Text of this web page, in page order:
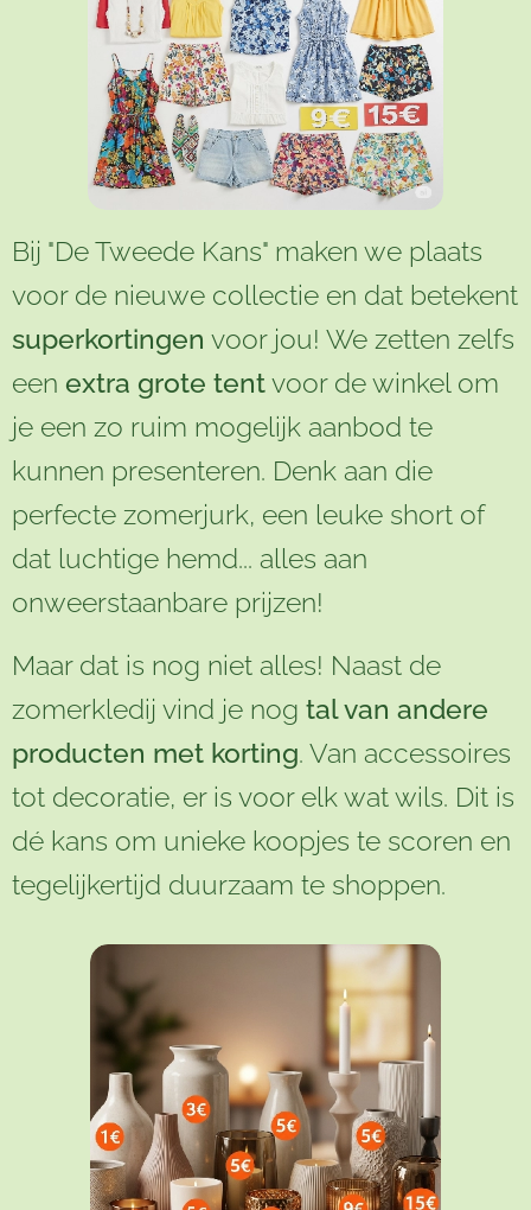
Bij "De Tweede Kans" maken we plaats
voor de nieuwe collectie en dat betekent
superkortingen voor jou! We zetten zelfs
een extra grote tentvoor de winkel om
je een zo ruim mogelijk aanbod te
kunnen presenteren. Denk aan die
perfecte zomerjurk, een leuke short of
dat luchtige hemd... alles aan
onweerstaanbare prijzen!
Maar dat is nog niet alles! Naast de
zomerkledij vind je nog tal van andere
producten met korting. Van accessoires
tot decoratie, er is voor elk wat wils. Dit is
dé kans om unieke koopjes te scoren en
tegelijkertijd duurzaam te shoppen.